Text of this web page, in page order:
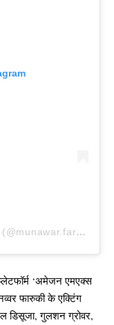
A post shared by Munawar Faruqui (@munawar.faruqui)
‘अमेजन एमएक्स
फारुकी के एक्टिंग
गुलशन ग्रोवर,